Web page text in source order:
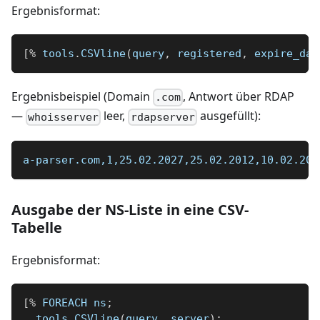
Ergebnisformat:
[% tools . CSVline(query, registered ,
Ergebnisbeispiel (Domain .com , Antwort über RDAP
— whoisserver leer, rdapserverausgefüllt):
a-
Ausgabe der NS-Liste in eine CSV-
Tabelle
Ergebnisformat:
[% FOREACH ns ;